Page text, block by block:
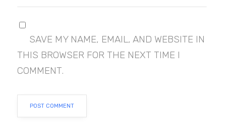
SAVE MY NAME, EMAIL, AND WEBSITE IN
THIS BROWSER FOR THE NEXT TIME I
COMMENT.